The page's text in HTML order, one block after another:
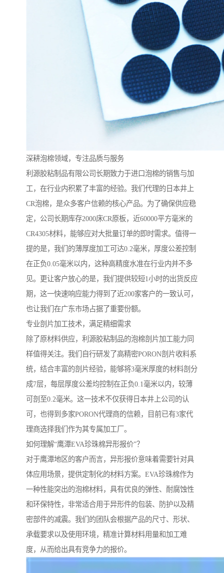
深耕泡棉领域，专注品质与服务
利源胶粘制品有限公司长期致力于进口泡棉的销售与加
工，在行业内积累了丰富的经验。我们代理的日本井上
CR泡棉，是众多客户信赖的核心产品。为了确保供应稳
定，公司长期库存2000床CR原板，近60000平方毫米的
CR4305材料，能够应对大批量订单的即时需求。值得一
提的是，我们的薄厚度加工可达0.2毫米，厚度公差控制
在正负0.05毫米以内，这种高精度水准在行业内并不多
见。更让客户放心的是，我们提供较短1小时的出货反应
期，这一快速响应能力得到了近200家客户的一致认可，
也让我们在广东市场占据了重要份额。
专业剖片加工技术，满足精细需求
除了原材料供应，利源胶粘制品的泡棉剖片加工能力同
样值得关注。我们自行研发了高精密PORON剖片收料系
统，结合丰富的剖片经验，能够将3毫米厚度的材料剖分
成7层，每层厚度公差均控制在正负0.1毫米以内，较薄
可剖至0.2毫米。这一技术不仅获得日本井上公司的认
可，也得到多家PORON代理商的信赖，目前已有3家代
理商选择我们作为其专属加工厂。
如何理解“鹰潭EVA珍珠棉异形报价”？
对于鹰潭地区的客户而言，异形报价意味着需要针对具
体应用场景，提供定制化的材料方案。EVA珍珠棉作为
一种性能突出的泡棉材料，具有优良的弹性、耐腐蚀性
和环保特性，非常适合用于异形件的包装、防护以及精
密部件的减震。我们的团队会根据产品的尺寸、形状、
承载要求以及使用环境，精准计算材料用量和加工难
度，从而给出具有竞争力的报价。